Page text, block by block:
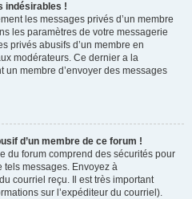
indésirables !
les messages privés d’un membre
les paramètres de votre messagerie
privés abusifs d’un membre en
modérateurs. Ce dernier a la
un membre d’envoyer des messages
d’un membre de ce forum !
du forum comprend des sécurités pour
messages. Envoyez à
courriel reçu. Il est très important
sur l’expéditeur du courriel).